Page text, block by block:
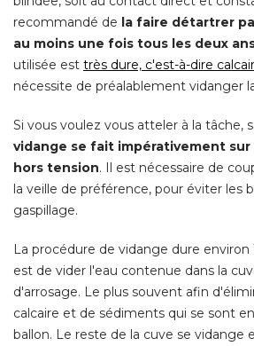
recommandé de la faire détartrer
au moins une fois tous les deux
utilisée est très dure, c'est-à-dire
nécessite de préalablement vidanger
Si vous voulez vous atteler à la tâche,
vidange se fait impérativement sur
hors tension. Il est nécessaire de
la veille de préférence, pour éviter les
gaspillage.
La procédure de vidange dure environ
est de vider l'eau contenue dans la
d'arrosage. Le plus souvent afin
calcaire et de sédiments qui se sont
ballon. Le reste de la cuve se vidange